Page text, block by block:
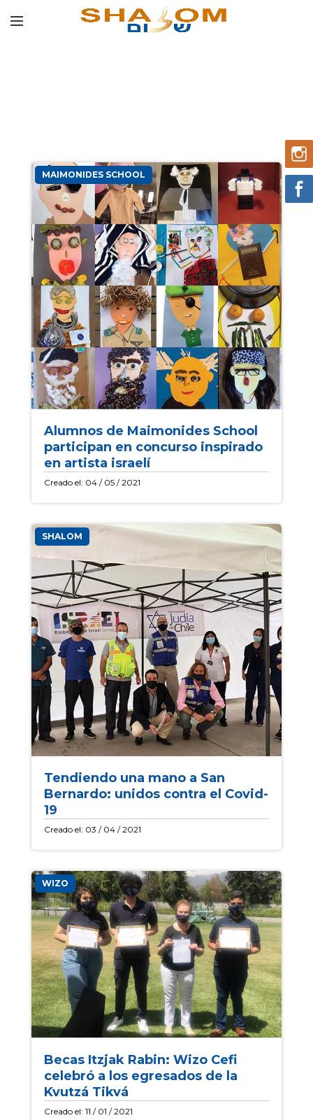
MAIMONIDES SCHOOL
Alumnos de Maimonides School
participan en concurso inspirado
en artista israelí
Creado el: 04 / 05 / 2021
CJCH
SHALOM
Tendiendo una mano a San
Bernardo: unidos contra el Covid-
19
Creado el: 03 / 04 / 2021
WIZO
Becas Itzjak Rabin: Wizo Cefi
celebró a los egresados de la
Kvutzá Tikvá
Creado el: 11 / 01 / 2021